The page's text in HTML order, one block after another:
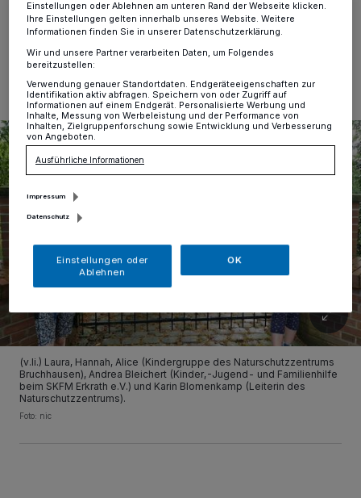
25.05.2022 , 08:59 Uhr 2 Minuten Lesezeit
(v.li.) Laura, Hannah, Alice (Kindergruppe des Naturschutzzentrums
Bruchhausen), Andrea Bleichert (Kinder,-Jugend- und Familienhilfe
beim SKFM Erkrath e.V.) und Karin Blomenkamp (Leiterin des
Naturschutzzentrums).
Foto: nic
Einstellungen oder Ablehnen am unteren Rand der Webseite klicken.
Ihre Einstellungen gelten innerhalb unseres Website. Weitere
Informationen finden Sie in unserer Datenschutzerklärung.
Wir und unsere Partner verarbeiten Daten, um Folgendes
bereitzustellen:
Verwendung genauer Standortdaten. Endgeräteeigenschaften zur
Identifikation aktiv abfragen. Speichern von oder Zugriff auf
Informationen auf einem Endgerät. Personalisierte Werbung und
Inhalte, Messung von Werbeleistung und der Performance von
Inhalten, Zielgruppenforschung sowie Entwicklung und Verbesserung
von Angeboten.
Ausführliche Informationen
Impressum
Datenschutz
Einstellungen oder
Ablehnen
OK